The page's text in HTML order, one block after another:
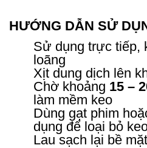
HƯỚNG DẪN SỬ
Sử dụng trực tiếp,
loãng
Xịt dung dịch lên
Chờ khoảng 15 –
làm mềm keo
Dùng gạt phim
dụng để loại bỏ
Lau sạch lại bề